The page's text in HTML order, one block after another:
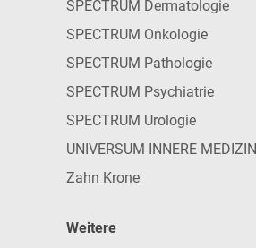
SPECTRUM Dermatologie
SPECTRUM Onkologie
SPECTRUM Pathologie
SPECTRUM Psychiatrie
SPECTRUM Urologie
UNIVERSUM INNERE MEDIZIN
Zahn Krone
Weitere